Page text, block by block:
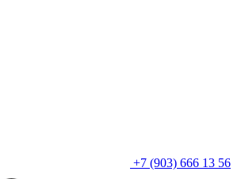
+7 (903) 666 13 56